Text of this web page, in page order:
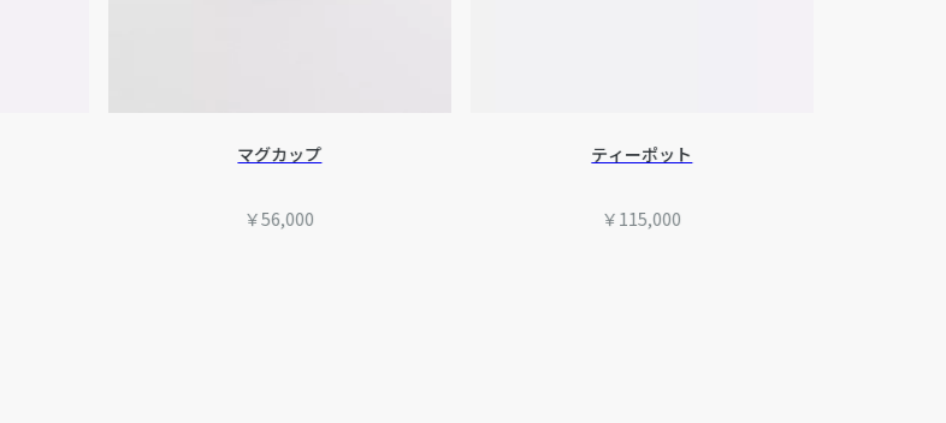
マグカップ
￥56,000
ティーポット
￥115,000